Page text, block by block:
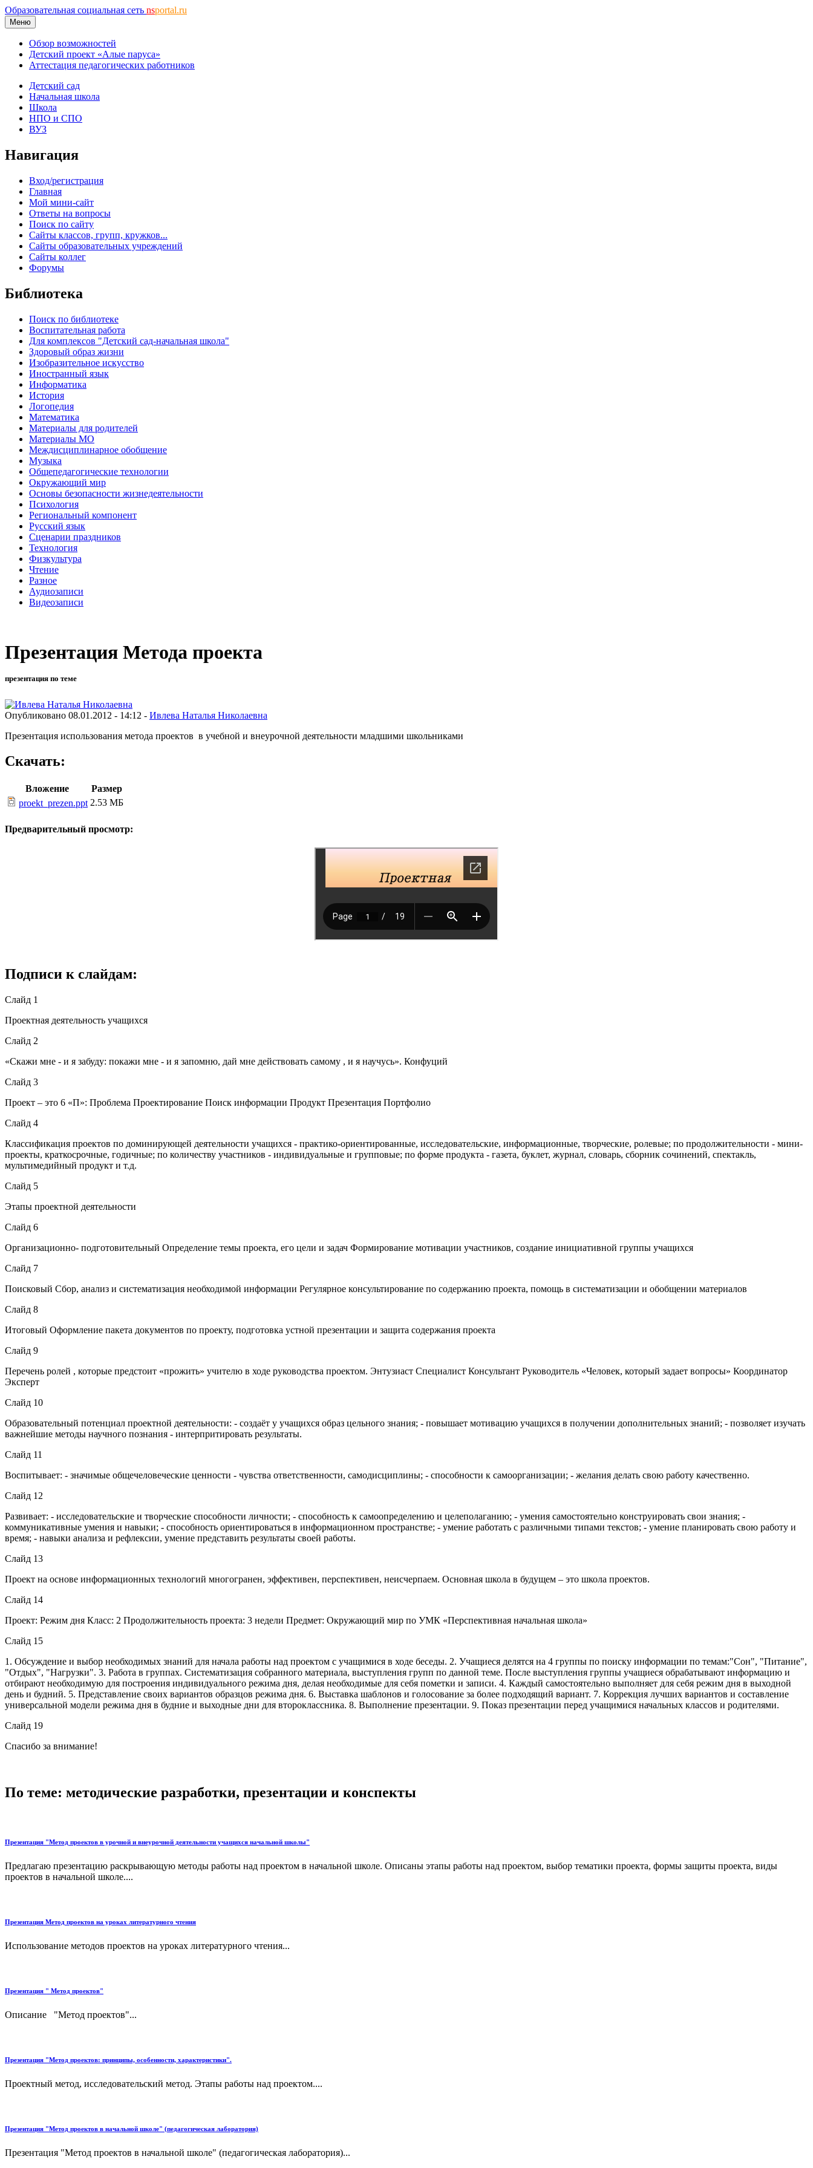
Образовательная социальная сеть nsportal.ru
Меню
Обзор возможностей
Детский проект «Алые паруса»
Аттестация педагогических работников
Детский сад
Начальная школа
Школа
НПО и СПО
ВУЗ
Навигация
Вход/регистрация
Главная
Мой мини-сайт
Ответы на вопросы
Поиск по сайту
Сайты классов, групп, кружков...
Сайты образовательных учреждений
Сайты коллег
Форумы
Библиотека
Поиск по библиотеке
Воспитательная работа
Для комплексов "Детский сад-начальная школа"
Здоровый образ жизни
Изобразительное искусство
Иностранный язык
Информатика
История
Логопедия
Математика
Материалы для родителей
Материалы МО
Междисциплинарное обобщение
Музыка
Общепедагогические технологии
Окружающий мир
Основы безопасности жизнедеятельности
Психология
Региональный компонент
Русский язык
Сценарии праздников
Технология
Физкультура
Чтение
Разное
Аудиозаписи
Видеозаписи
Презентация Метода проекта
презентация по теме
Опубликовано 08.01.2012 - 14:12 - Ивлева Наталья Николаевна
Презентация использования метода проектов в учебной и внеурочной деятельности младшими школьниками
Скачать:
Вложение
Размер
proekt_prezen.ppt 2.53 МБ
Предварительный просмотр:
Подписи к слайдам:
Слайд 1
Проектная деятельность учащихся
Слайд 2
«Скажи мне - и я забуду: покажи мне - и я запомню, дай мне действовать самому , и я научусь». Конфуций
Слайд 3
Проект – это 6 «П»: Проблема Проектирование Поиск информации Продукт Презентация Портфолио
Слайд 4
Классификация проектов по доминирующей деятельности учащихся - практико-ориентированные, исследовательские, информационные, творческие, ролевые; по продолжительности - мини-
проекты, краткосрочные, годичные; по количеству участников - индивидуальные и групповые; по форме продукта - газета, буклет, журнал, словарь, сборник сочинений, спектакль,
мультимедийный продукт и т.д.
Слайд 5
Этапы проектной деятельности
Слайд 6
Организационно- подготовительный Определение темы проекта, его цели и задач Формирование мотивации участников, создание инициативной группы учащихся
Слайд 7
Поисковый Сбор, анализ и систематизация необходимой информации Регулярное консультирование по содержанию проекта, помощь в систематизации и обобщении материалов
Слайд 8
Итоговый Оформление пакета документов по проекту, подготовка устной презентации и защита содержания проекта
Слайд 9
Перечень ролей , которые предстоит «прожить» учителю в ходе руководства проектом. Энтузиаст Специалист Консультант Руководитель «Человек, который задает вопросы» Координатор
Эксперт
Слайд 10
Образовательный потенциал проектной деятельности: - создаёт у учащихся образ цельного знания; - повышает мотивацию учащихся в получении дополнительных знаний; - позволяет изучать
важнейшие методы научного познания - интерпритировать результаты.
Слайд 11
Воспитывает: - значимые общечеловеческие ценности - чувства ответственности, самодисциплины; - способности к самоорганизации; - желания делать свою работу качественно.
Слайд 12
Развивает: - исследовательские и творческие способности личности; - способность к самоопределению и целеполаганию; - умения самостоятельно конструировать свои знания; -
коммуникативные умения и навыки; - способность ориентироваться в информационном пространстве; - умение работать с различными типами текстов; - умение планировать свою работу и
время; - навыки анализа и рефлексии, умение представить результаты своей работы.
Слайд 13
Проект на основе информационных технологий многогранен, эффективен, перспективен, неисчерпаем. Основная школа в будущем – это школа проектов.
Слайд 14
Проект: Режим дня Класс: 2 Продолжительность проекта: 3 недели Предмет: Окружающий мир по УМК «Перспективная начальная школа»
Слайд 15
1. Обсуждение и выбор необходимых знаний для начала работы над проектом с учащимися в ходе беседы. 2. Учащиеся делятся на 4 группы по поиску информации по темам:"Сон", "Питание",
"Отдых", "Нагрузки". 3. Работа в группах. Систематизация собранного материала, выступления групп по данной теме. После выступления группы учащиеся обрабатывают информацию и
отбирают необходимую для построения индивидуального режима дня, делая необходимые для себя пометки и записи. 4. Каждый самостоятельно выполняет для себя режим дня в выходной
день и будний. 5. Представление своих вариантов образцов режима дня. 6. Выставка шаблонов и голосование за более подходящий вариант. 7. Коррекция лучших вариантов и составление
универсальной модели режима дня в будние и выходные дни для второклассника. 8. Выполнение презентации. 9. Показ презентации перед учащимися начальных классов и родителями.
Слайд 19
Спасибо за внимание!
По теме: методические разработки, презентации и конспекты
Презентация "Метод проектов в урочной и внеурочной деятельности учащихся начальной школы"
Предлагаю презентацию раскрывающую методы работы над проектом в начальной школе. Описаны этапы работы над проектом, выбор тематики проекта, формы защиты проекта, виды
проектов в начальной школе....
Презентация Метод проектов на уроках литературного чтения
Использование методов проектов на уроках литературного чтения...
Презентация " Метод проектов"
Описание "Метод проектов"...
Презентация "Метод проектов: принципы, особенности, характеристики".
Проектный метод, исследовательский метод. Этапы работы над проектом....
Презентация "Метод проектов в начальной школе" (педагогическая лаборатория)
Презентация "Метод проектов в начальной школе" (педагогическая лаборатория)...